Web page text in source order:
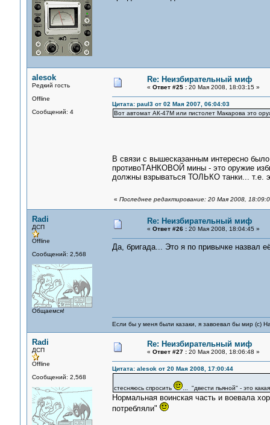
alesok
Редкий гость
Offline
Сообщений: 4
Re: Неизбирательный миф
« Ответ #25 :20 Мая 2008, 18:03:15 »
Цитата: paul3 от 02 Мая 2007, 06:04:03
Вот автомат АК-47М или пистолет Макарова это
В связи с вышесказанным интересно
противоТАНКОВОЙ мины - это оружие
должны взрываться ТОЛЬКО танки... т.е.
« Последнее редактирование: 20 Мая 2008,
Radi
ДСП
Offline
Сообщений: 2,568
Общаемся!
Re: Неизбирательный миф
« Ответ #26 :20 Мая 2008, 18:04:45 »
Да, бригада... Это я по привычке назвал
Если бы у меня были казаки, я завоевал бы мир (с)
Radi
ДСП
Offline
Сообщений: 2,568
Re: Неизбирательный миф
« Ответ #27 :20 Мая 2008, 18:06:48 »
Цитата: alesok от 20 Мая 2008, 17:00:44
стесняюсь спросить ... "двести пьяной" - это
Нормальная воинская часть и воевала
потребляли"